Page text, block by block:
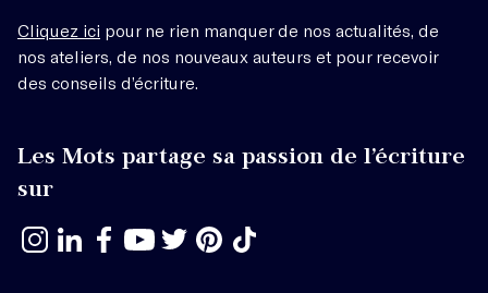
Cliquez ici pour ne rien manquer de nos actualités, de
nos ateliers, de nos nouveaux auteurs et pour recevoir
des conseils d’écriture.
Les Mots partage sa passion de l’écriture
sur